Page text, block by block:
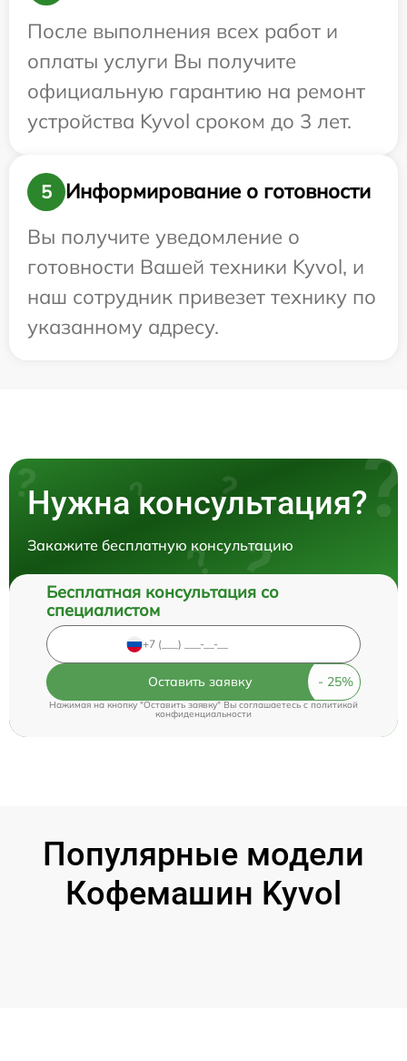
После выполнения всех работ и
оплаты услуги Вы получите
официальную гарантию на ремонт
устройства Kyvol сроком до 3 лет.
5
Информирование о готовности
Вы получите уведомление о
готовности Вашей техники Kyvol, и
наш сотрудник привезет технику по
указанному адресу.
Нужна консультация?
Закажите бесплатную консультацию
Бесплатная консультация со
специалистом
Оставить заявку
Нажимая на кнопку "Оставить заявку" Вы соглашаетесь cполитикой
конфиденциальности
Популярные модели
Кофемашин Kyvol